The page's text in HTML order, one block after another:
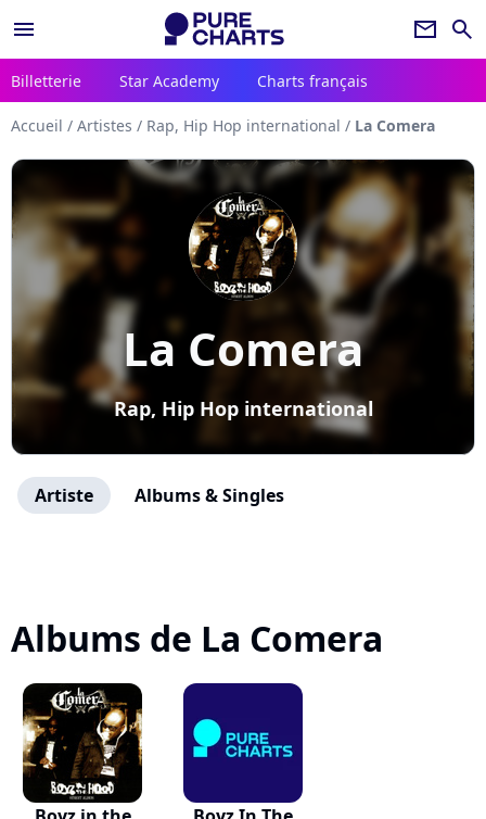
menu newsletter search
Billetterie Star Academy Charts français
Accueil / Artistes / Rap, Hip Hop international / La Comera
La Comera
Rap, Hip Hop international
Artiste Albums & Singles
Albums de La Comera